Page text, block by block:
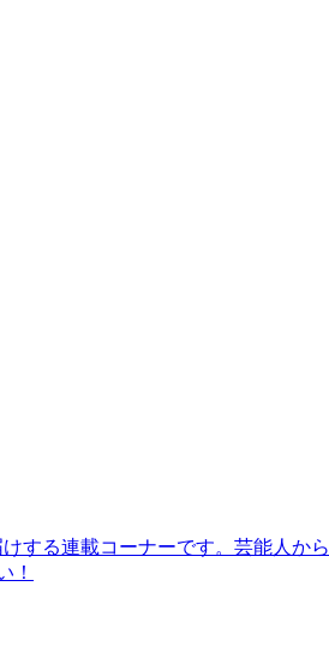
る連載コーナーです。芸能人か
！